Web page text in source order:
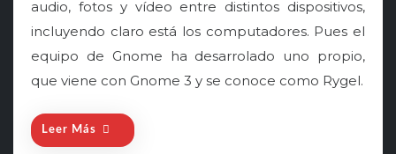
audio, fotos y vídeo entre distintos dispositivos,
incluyendo claro está los computadores. Pues el
equipo de Gnome ha desarrolado uno propio,
que viene con Gnome 3 y se conoce como Rygel.
Leer Más